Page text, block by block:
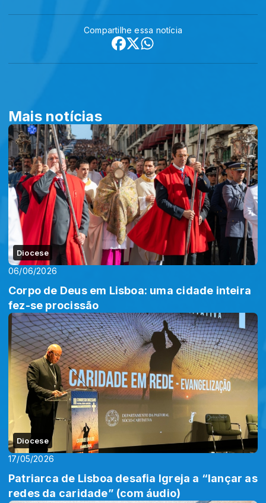
Compartilhe essa notícia
Mais notícias
Diocese
06/06/2026
Corpo de Deus em Lisboa: uma cidade inteira
fez-se procissão
Diocese
17/05/2026
Patriarca de Lisboa desafia Igreja a “lançar as
redes da caridade” (com áudio)